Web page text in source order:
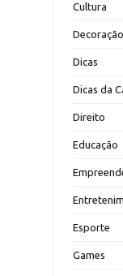
Cultura
Decoração
Dicas
Dicas da
Direito
Educação
Esporte
Games